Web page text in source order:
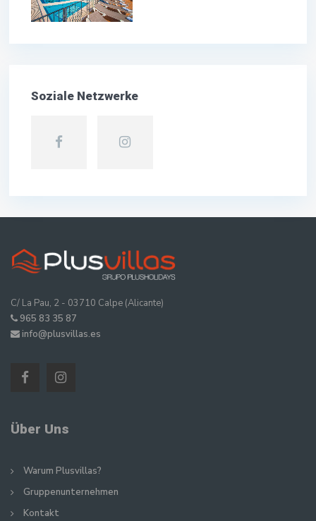
Soziale Netzwerke
C/ La Pau, 2 - 03710 Calpe (Alicante)
965 83 35 87
info@plusvillas.es
Über Uns
Warum Plusvillas?
Gruppenunternehmen
Kontakt